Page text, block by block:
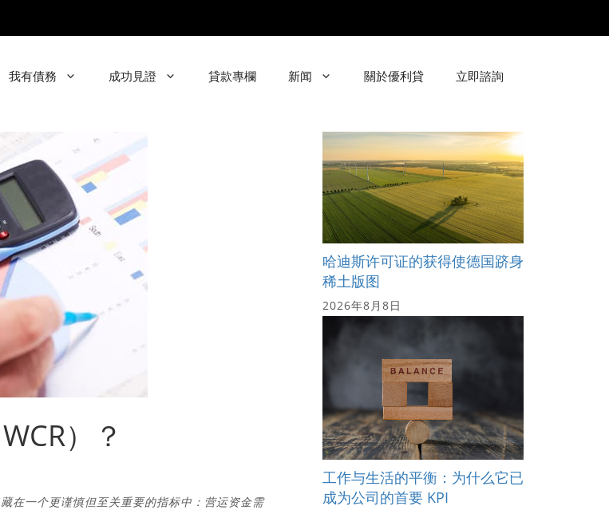
我有債務 成功見證 貸款專欄 新闻 關於優利貸 立即諮詢
）？
在一个更谨慎但至关重要的指标中：营运资金需
哈迪斯许可证的获得使德国跻身
稀土版图
2026年8月8日
工作与生活的平衡：为什么它已
成为公司的首要 KPI